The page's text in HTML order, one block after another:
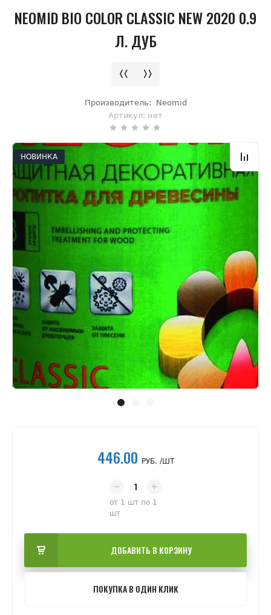
NEOMID BIO COLOR CLASSIC NEW 2020 0.9
Л. ДУБ
Производитель:
Neomid
Артикул: нет
НОВИНКА
446.00 РУБ. /ШТ
от 1 шт по 1
шт
ДОБАВИТЬ В КОРЗИНУ
ПОКУПКА В ОДИН КЛИК